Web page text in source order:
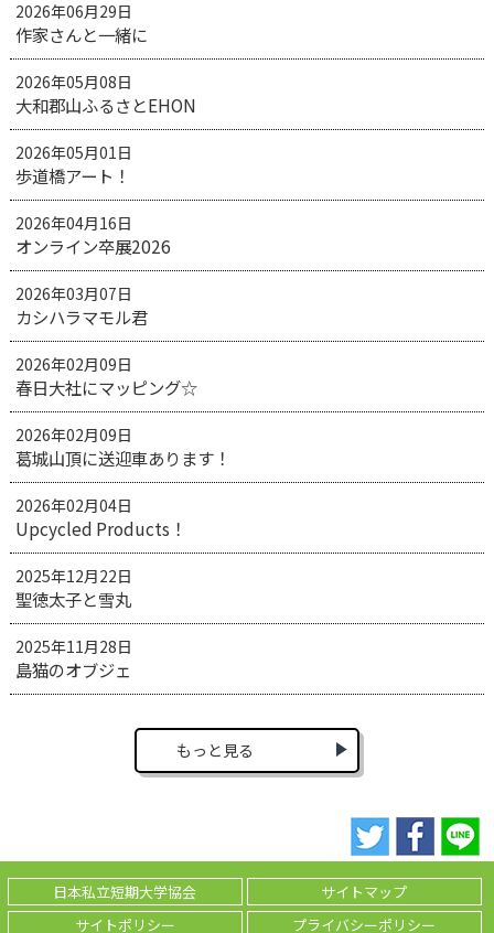
2026年06月29日
作家さんと一緒に
2026年05月08日
大和郡山ふるさとEHON
2026年05月01日
歩道橋アート！
2026年04月16日
オンライン卒展2026
2026年03月07日
カシハラマモル君
2026年02月09日
春日大社にマッピング☆
2026年02月09日
葛城山頂に送迎車あります！
2026年02月04日
Upcycled Products！
2025年12月22日
聖徳太子と雪丸
2025年11月28日
島猫のオブジェ
もっと見る
日本私立短期大学協会
サイトマップ
サイトポリシー
プライバシーポリシー